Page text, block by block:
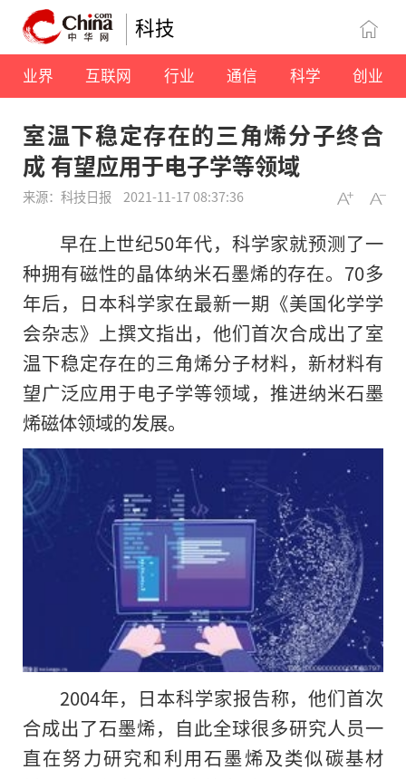
科技
业界 互联网 行业 通信 科学 创业
室温下稳定存在的三角烯分子终合
成 有望应用于电子学等领域
来源：科技日报 2021-11-17 08:37:36
早在上世纪50年代，科学家就预测了一
种拥有磁性的晶体纳米石墨烯的存在。70多
年后，日本科学家在最新一期《美国化学学
会杂志》上撰文指出，他们首次合成出了室
温下稳定存在的三角烯分子材料，新材料有
望广泛应用于电子学等领域，推进纳米石墨
烯磁体领域的发展。
2004年，日本科学家报告称，他们首次
合成出了石墨烯，自此全球很多研究人员一
直在努力研究和利用石墨烯及类似碳基材